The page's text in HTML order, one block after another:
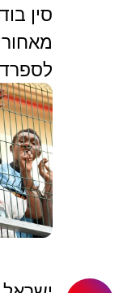
סין